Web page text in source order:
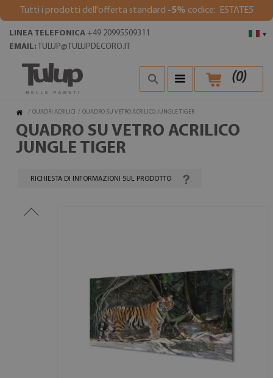
Tutti i prodotti dell'offerta standard -5% codice: ESTATE5
▾
LINEA TELEFONICA +49 20995509311
EMAIL: TULUP@TULUPDECORO.IT
(0)
/ QUADRI ACRILICI / QUADRO SU VETRO ACRILICO JUNGLE TIGER
QUADRO SU VETRO ACRILICO
JUNGLE TIGER
RICHIESTA DI INFORMAZIONI SUL PRODOTTO